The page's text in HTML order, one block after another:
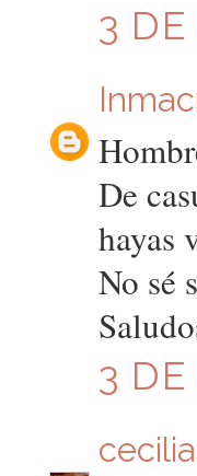
3
De
hayas
No sé
3
cecilia